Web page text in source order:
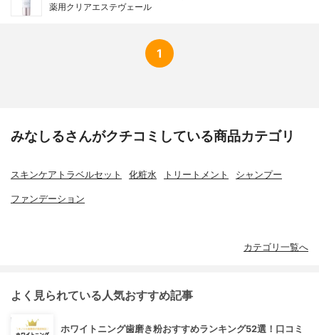
薬用クリアエステヴェール
1
みなしるさんがクチコミしている商品カテゴリ
スキンケアトラベルセット 化粧水 トリートメント シャンプー
ファンデーション
カテゴリ一覧へ
よく見られている人気おすすめ記事
ホワイトニング歯磨き粉おすすめランキング52選！口コミ